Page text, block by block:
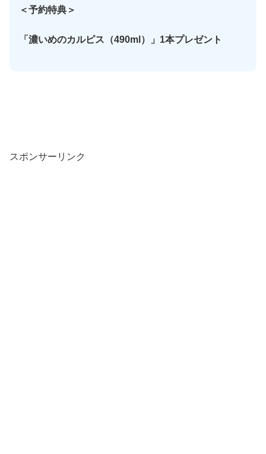
＜予約特典＞
「濃いめのカルピス（490ml）」1本プレゼント
スポンサーリンク